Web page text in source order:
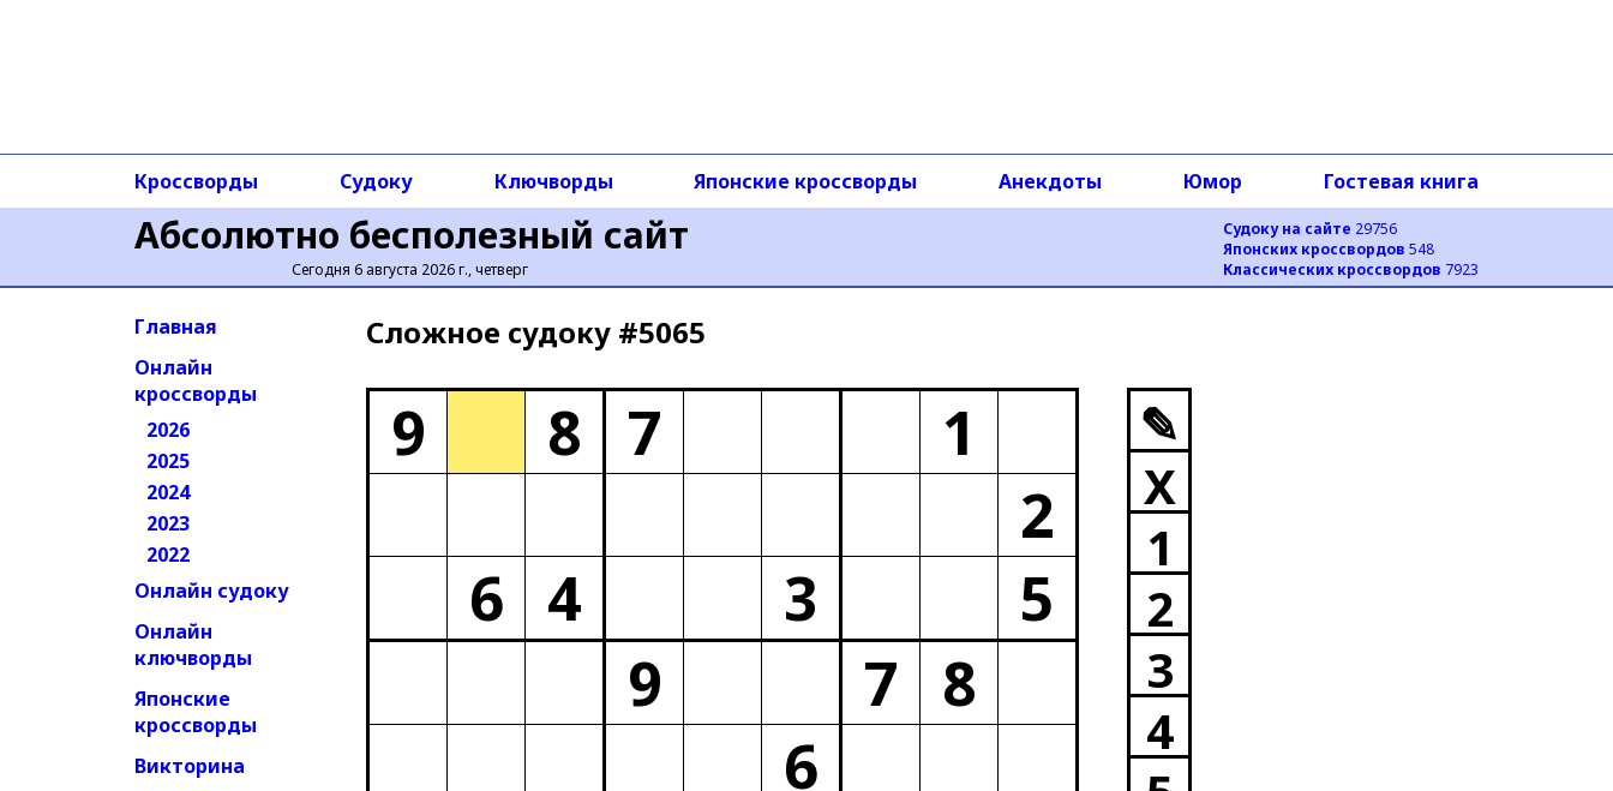
Абсолютно бесполезный сайт
Сегодня 6 августа 2026 г., четверг
Судоку на сайте 29756
Японских кроссвордов 548
Классических кроссвордов 7923
Кроссворды Судоку Ключворды Японские кроссворды Анекдоты Юмор Гостевая книга
Главная
Онлайн
кроссворды
2026
2025
2024
2023
2022
Онлайн судоку
Онлайн
ключворды
Японские
кроссворды
Викторина
Сложное cудоку #5065
9 8 7
1
2
6 4 3
5
9
7 8
6
✎
X
1
2
3
4